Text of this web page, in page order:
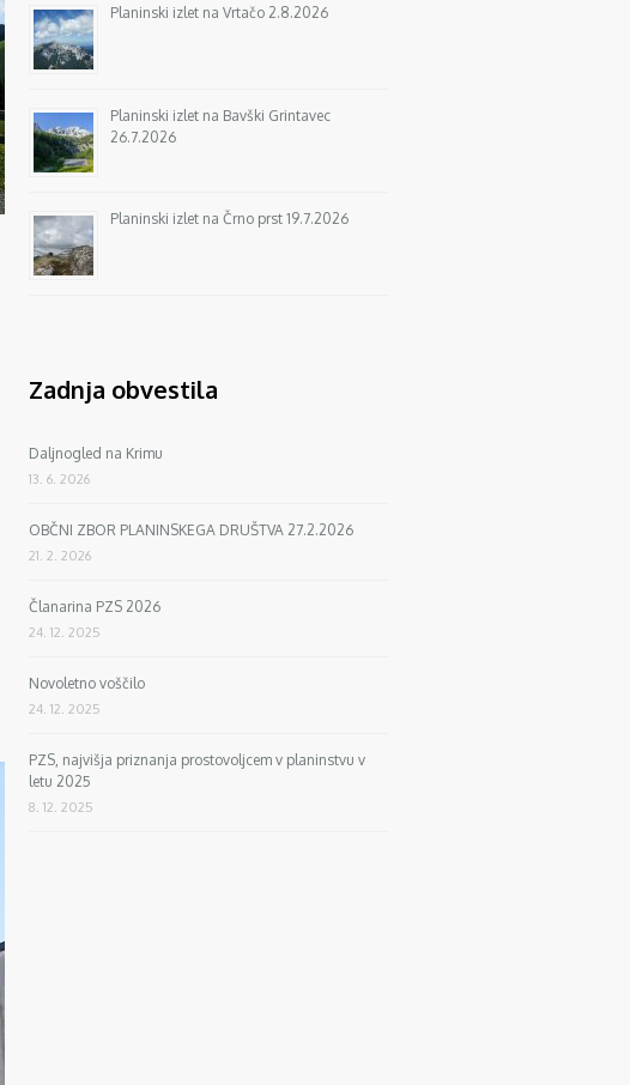
Planinski izlet na Vrtačo 2.8.2026
Planinski izlet na Bavški Grintavec
26.7.2026
Planinski izlet na Črno prst 19.7.2026
Zadnja obvestila
Daljnogled na Krimu
13. 6. 2026
OBČNI ZBOR PLANINSKEGA DRUŠTVA 27.2.2026
21. 2. 2026
Članarina PZS 2026
24. 12. 2025
Novoletno voščilo
24. 12. 2025
PZS, najvišja priznanja prostovoljcem v planinstvu v
letu 2025
8. 12. 2025